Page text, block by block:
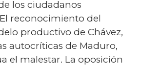
los ciudadanos
reconocimiento del
productivo de Chávez,
autocríticas de Maduro,
el malestar. La oposición